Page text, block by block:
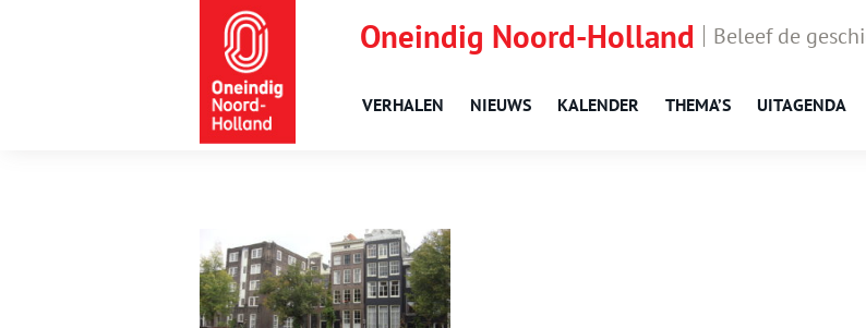
Oneindig Noord-Holland Beleef de
VERHALEN NIEUWS KALENDER THEMA’S UITAGENDA